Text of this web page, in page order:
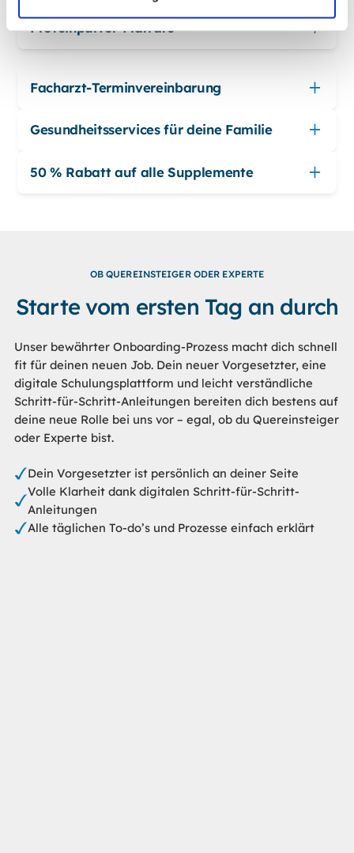
Proteinpulver-Flatrate
Facharzt-Terminvereinbarung
Gesundheitsservices für deine Familie
50 % Rabatt auf alle Supplemente
OB QUEREINSTEIGER ODER EXPERTE
Starte vom ersten Tag an durch
Unser bewährter Onboarding-Prozess macht dich schnell
fit für deinen neuen Job. Dein neuer Vorgesetzter, eine
digitale Schulungsplattform und leicht verständliche
Schritt-für-Schritt-Anleitungen bereiten dich bestens auf
deine neue Rolle bei uns vor – egal, ob du Quereinsteiger
oder Experte bist.
Dein Vorgesetzter ist persönlich an deiner Seite
Volle Klarheit dank digitalen Schritt-für-Schritt-
Anleitungen
Alle täglichen To-do’s und Prozesse einfach erklärt